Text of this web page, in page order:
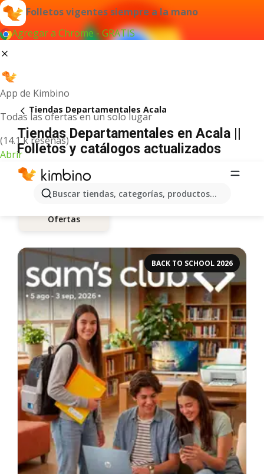
Folletos vigentes siempre a la mano
Agregar a Chrome - GRATIS
App de Kimbino
Todas las ofertas en un solo lugar
(14.1 k reseñas)
Abrir
Buscar tiendas, categorías, productos...
Tiendas Departamentales Acala
Tiendas Departamentales en Acala ||
Folletos y catálogos actualizados
Ofertas
BACK TO SCHOOL 2026